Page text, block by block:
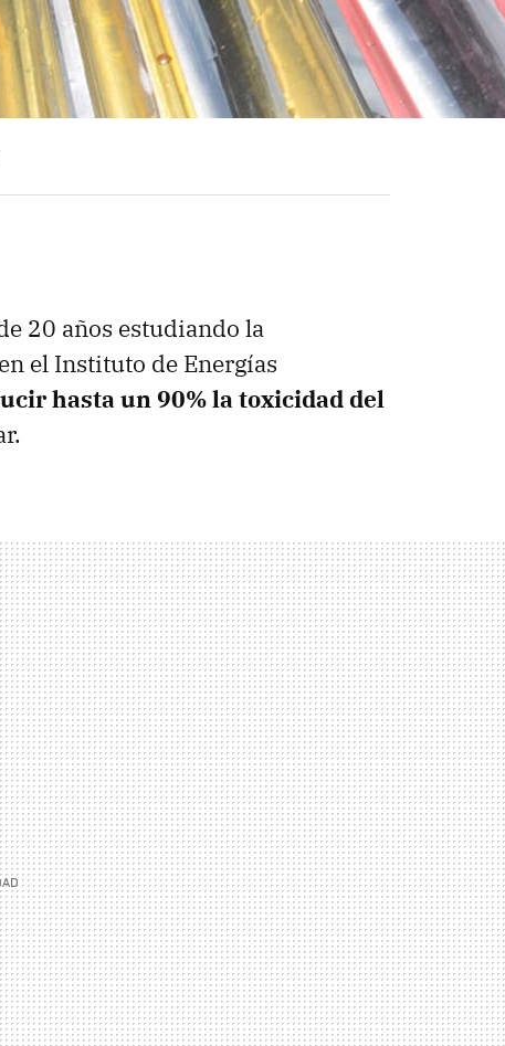
20 años estudiando la
el Instituto de Energías
hasta un 90% la toxicidad del